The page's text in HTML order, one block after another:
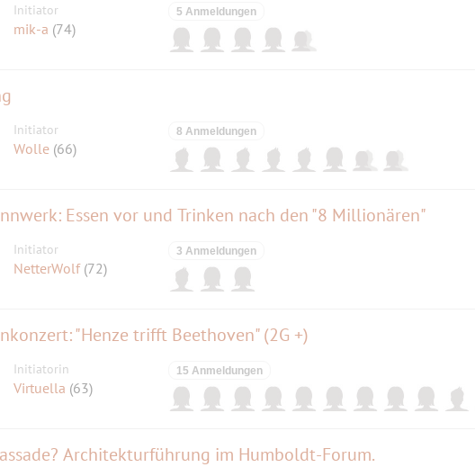
Initiator
mik-a (74)
5 Anmeldungen
Initiator
Wolle (66)
8 Anmeldungen
Essen vor und Trinken nach den "8 Millionären"
Initiator
NetterWolf (72)
3 Anmeldungen
"Henze trifft Beethoven" (2G +)
Initiatorin
Virtuella (63)
15 Anmeldungen
Architekturführung im Humboldt-Forum.